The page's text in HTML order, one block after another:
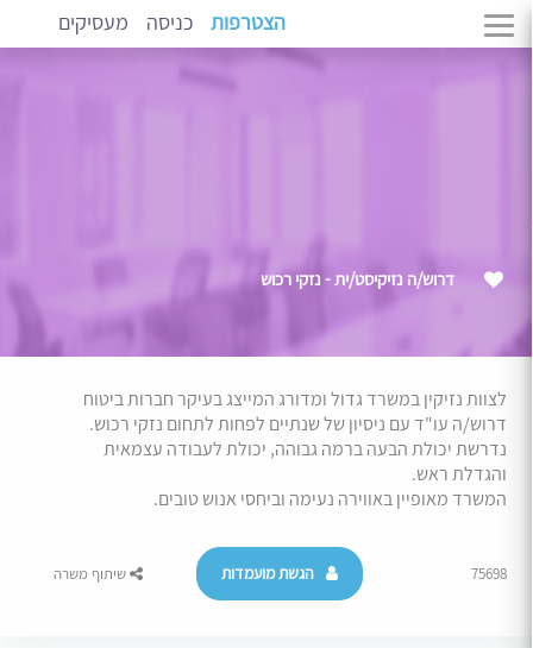
הצטרפות כניסה מעסיקים
דרוש/ה נזיקיסט/ית - נזקי רכוש
לצוות נזיקין במשרד גדול ומדורג המייצג בעיקר חברות ביטוח
דרוש/ה עו"ד עם ניסיון של שנתיים לפחות לתחום נזקי רכוש.
נדרשת יכולת הבעה ברמה גבוהה, יכולת לעבודה עצמאית
והגדלת ראש.
המשרד מאופיין באווירה נעימה וביחסי אנוש טובים.
75698 הגשת מועמדות שיתוף משרה